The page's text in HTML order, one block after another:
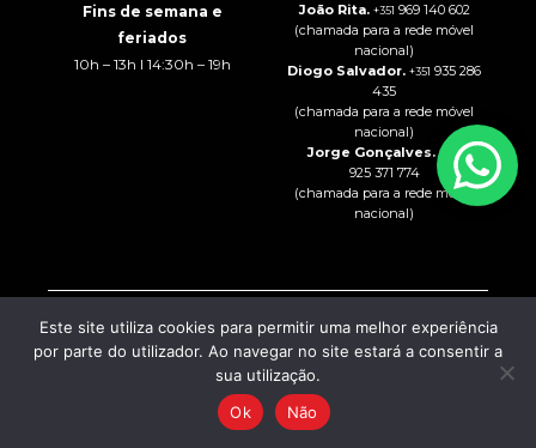
Fins de semana e
feriados
10h – 13h I 14:30h – 19h
João Rita. +351 969 140 602
(chamada para a rede móvel
nacional)
Diogo Salvador. +351 935 286
435
(chamada para a rede móvel
nacional)
Jorge Gonçalves.+351
925 371 774
(chamada para a rede móvel
nacional)
© 2024 – All rights Reserved
CO2 AUTO – COMÉRCIO DE
AUTOMÓVEIS, LDA
Intermediação de Crédito
Política de Privacidade
Resolução de Litígios
Livro de Reclamações
Este site utiliza cookies para permitir uma melhor experiência
por parte do utilizador. Ao navegar no site estará a consentir a
sua utilização.
Ok
Não